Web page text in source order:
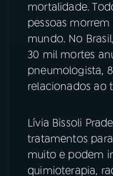
TikTok
mortalidade.
pessoas
mundo. No
30 mil mortes
pneumologista,
relacionados ao
Lívia Bissoli
tratamentos
muito e podem
quimioterapia,